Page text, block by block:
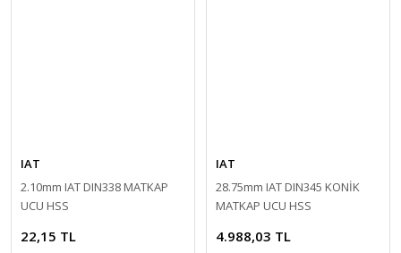
IAT
2.10mm IAT DIN338 MATKAP
UCU HSS
22,15 TL
IAT
28.75mm IAT DIN345 KONİK
MATKAP UCU HSS
4.988,03 TL